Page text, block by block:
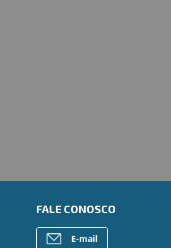
FALE CONOSCO
E-mail